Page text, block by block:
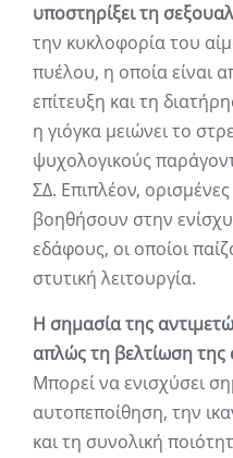
υποστηρίξει τη
την κυκλοφορία του
πυέλου, η οποία είναι
επίτευξη και τη
η γιόγκα μειώνει το
ψυχολογικούς
ΣΔ. Επιπλέον,
βοηθήσουν στην
εδάφους, οι οποίοι
στυτική λειτουργία.
Η σημασία της
απλώς τη βελτίωση
Μπορεί να ενισχύσει
αυτοπεποίθηση, την
και τη συνολική